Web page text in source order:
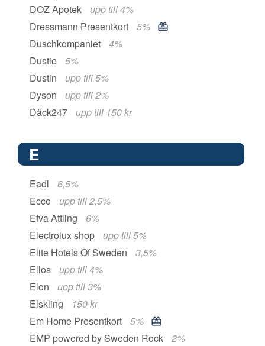
DOZ Apotek
upp till 4%
Dressmann Presentkort
5%
Duschkompaniet
4%
Dustie
5%
Dustin
upp till 5%
Dyson
upp till 2%
Däck247
upp till 150 kr
E
Eadl
6,5%
Ecco
upp till 2,5%
Efva Attling
6%
Electrolux shop
upp till 5%
Elite Hotels Of Sweden
3,5%
Ellos
upp till 4%
Elon
upp till 3%
Elskling
150 kr
Em Home Presentkort
5%
EMP powered by Sweden Rock
2%